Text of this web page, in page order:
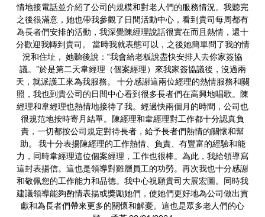
情地接電話並介紹了公司的規模和對老人們的服務情況。我聽完
之後很滿意，她也帶我參觀了日間活動中心，看到貴司每周都有
為長者們安排的活動，我深覺陳經理說話很實在而且熱情，還十
分歡迎我轉到貴司。 當時我就表態可以，之後她簡單問了我的情
況和住址， 她聽後說：“我會給老板說盡快安排人去你家簽協
議。”於是第二天韋經理（個案經理）來我家簽協議後，沒過兩
天，就派護工來為我服務。 十分感謝這兩位經理的熱情服務和關
照，我也到貴公司的日間中心看到很多長者們在高興地唱歌。陳
經理和韋經理也熱情地接待了我。經過快兩個月的時間，公司也
很規范地按時寄月結單。陳經理和韋經理對工作都十分認真負
責，一切都按公司規定對待長者，給予長者們熱情的關懷和幫
助。 我十分表揚陳經理的工作熱情、負責、有豐富的經驗和能
力，同時韋經理這位個案經理，工作也很棒。為此，我給領導寫
這封表揚信。這也是領導對雞層員工的功勞。再次我也十分感謝
和敬佩您的工作能力和品德。我中心祝願貴司大展宏圖。同時我
建議領導能夠酌情表揚或獎勵她們，使她們更好地為公司做出貢
獻和為長者們帶來更多的關懷和解憂。這也是眾多老人們的心